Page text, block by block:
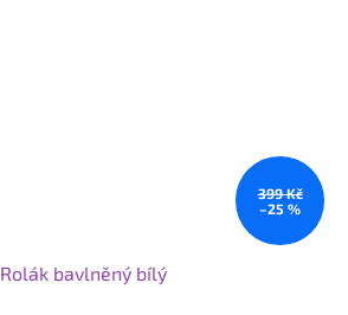
399 Kč
–25 %
Rolák bavlněný bílý